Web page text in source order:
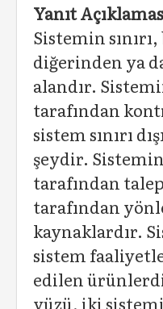
Yanıt
Sistemin
diğerinden ya
alandır.
tarafından
sistem sınırı
şeydir.
tarafından
tarafından
kaynaklardır.
sistem
edilen
yüzü, iki